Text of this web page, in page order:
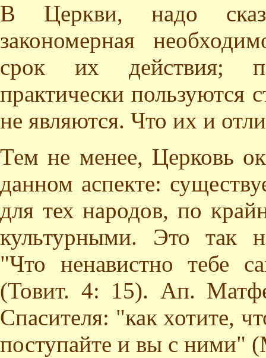
В Церкви, надо
закономерная
срок их действия;
практически пользуются
не являются. Что их и
Тем не менее, Церковь
данном аспекте:
для тех народов, по
культурными. Это так
"Что ненавистно тебе
(Товит. 4: 15). Ап.
Спасителя: "как хотите,
поступайте и вы с ними"